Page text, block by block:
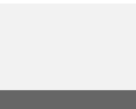
汗驚見「巨大三角形」